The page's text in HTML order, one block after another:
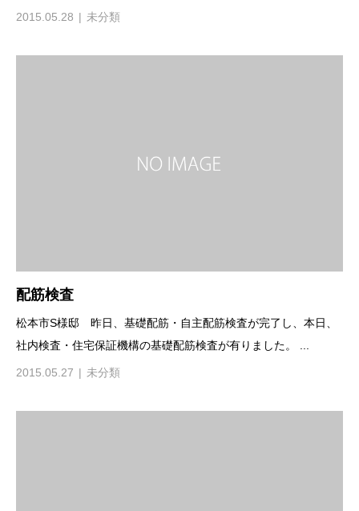
2015.05.28 未分類
配筋検査
松本市S様邸 昨日、基礎配筋・自主配筋検査が完了し、本日、
社内検査・住宅保証機構の基礎配筋検査が有りました。 ...
2015.05.27 未分類